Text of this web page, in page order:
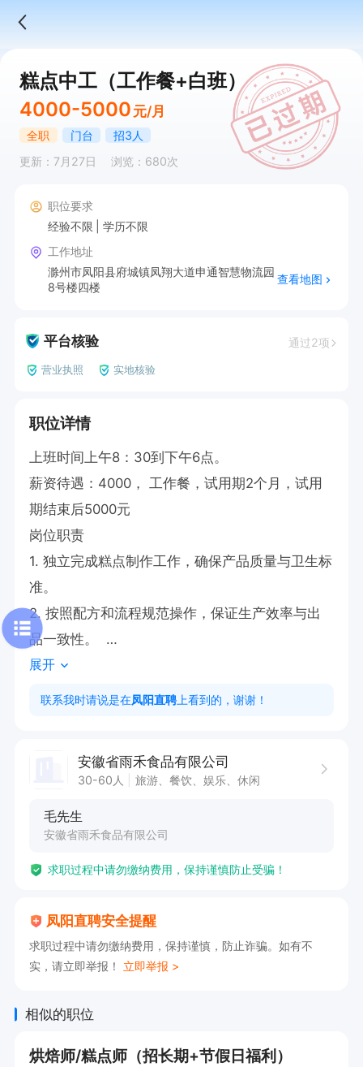
糕点中工（工作餐+白班）
4000-5000 元/月
全职 门台
招3人
更新：7月27日
浏览：680次
职位要求
经验不限
学历不限
工作地址
滁州市凤阳县府城镇凤翔大道申通智慧物流园
8号楼四楼
查看地图
平台核验 通过2项
营业执照 实地核验
职位详情
上班时间上午8：30到下午6点。
薪资待遇：4000， 工作餐，试用期2个月，试用
期结束后5000元
岗位职责
1. 独立完成糕点制作工作，确保产品质量与卫生标
准。
2. 按照配方和流程规范操作，保证生产效率与出
品一致性。
3必须有3年以上烘焙从业经验。
岗位职责：能自己独立操作，要求身体健康，有责
欢迎来电咨询，可以说是在直聘上看到的，谢谢！
展开
联系我时请说是在凤阳直聘 上看到的，谢谢！
安徽省雨禾食品有限公司
30-60人 旅游、餐饮、娱乐、休闲
毛先生
安徽省雨禾食品有限公司
求职过程中请勿缴纳费用，保持谨慎防止受骗！
凤阳直聘安全提醒
求职过程中请勿缴纳费用，保持谨慎，防止诈骗。如有不
实，请立即举报！ 立即举报 >
相似的职位
烘焙师/糕点师（招长期+节假日福利）